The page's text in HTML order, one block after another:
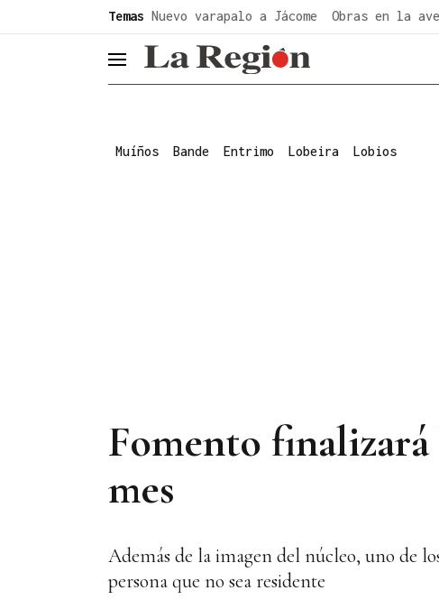
Temas Nuevo varapalo a Jácome Obras en la
header.menu.open
Muíños Bande Entrimo Lobeira Lobios
Fomento
mes
Además de la imagen del núcleo, uno de
persona que no sea residente